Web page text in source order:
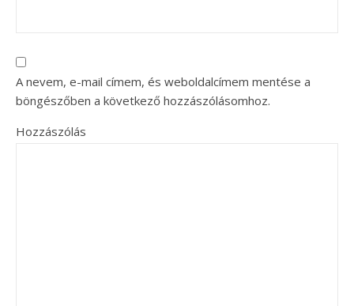
A nevem, e-mail címem, és weboldalcímem mentése a
böngészőben a következő hozzászólásomhoz.
Hozzászólás